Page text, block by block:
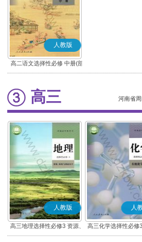
人教版
高二语文选择性必修 中册(部
编版)
高三 河南省
人教版
高三地理选择性必修3 资源、
环境与国家安全
人
高三化学选择性必修
学基础